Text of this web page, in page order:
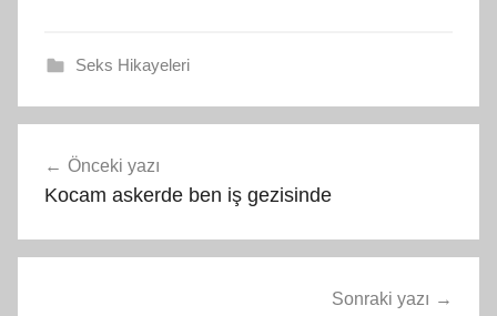
Seks Hikayeleri
gezinmesi
Önceki yazı
Kocam askerde ben iş gezisinde
Sonraki yazı